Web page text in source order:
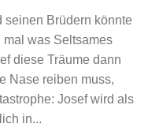
seinen Brüdern könnte
was Seltsames
diese Träume dann
Nase reiben muss,
Josef wird als
in...